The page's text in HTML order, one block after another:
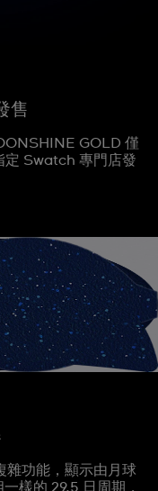
售
GOLD 僅
定 Swatch 專門店發
雜功能，顯示由月球
樣的 29.5 日周期，